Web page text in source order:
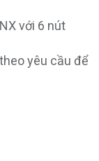
với 6 nút
yêu cầu để